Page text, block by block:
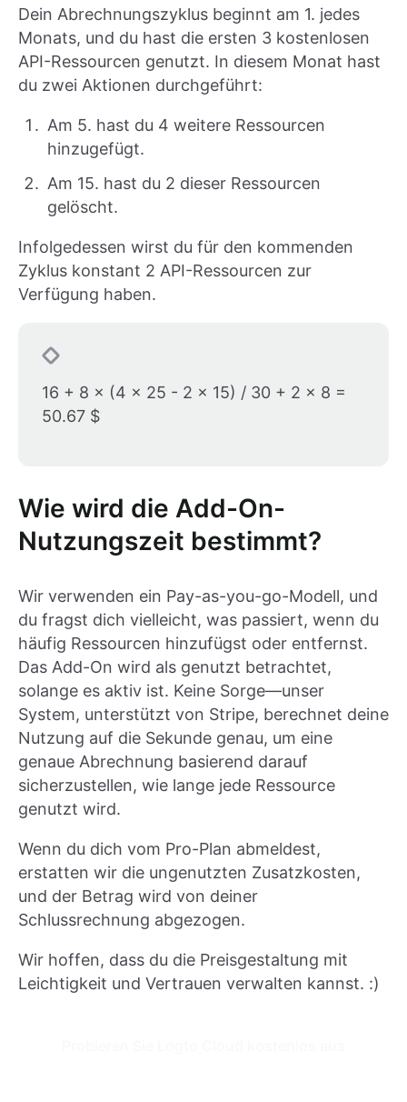
Dein Abrechnungszyklus beginnt am 1. jedes
Monats, und du hast die ersten 3 kostenlosen
API-Ressourcen genutzt. In diesem Monat hast
du zwei Aktionen durchgeführt:
Am 5. hast du 4 weitere Ressourcen
hinzugefügt.
Am 15. hast du 2 dieser Ressourcen
gelöscht.
Infolgedessen wirst du für den kommenden
Zyklus konstant 2 API-Ressourcen zur
Verfügung haben.
16 + 8 × (4 × 25 - 2 × 15) / 30 + 2 × 8 =
50.67 $
Wie wird die Add-On-
Nutzungszeit bestimmt?
Wir verwenden ein Pay-as-you-go-Modell, und
du fragst dich vielleicht, was passiert, wenn du
häufig Ressourcen hinzufügst oder entfernst.
Das Add-On wird als genutzt betrachtet,
solange es aktiv ist. Keine Sorge—unser
System, unterstützt von Stripe, berechnet deine
Nutzung auf die Sekunde genau, um eine
genaue Abrechnung basierend darauf
sicherzustellen, wie lange jede Ressource
genutzt wird.
Wenn du dich vom Pro-Plan abmeldest,
erstatten wir die ungenutzten Zusatzkosten,
und der Betrag wird von deiner
Schlussrechnung abgezogen.
Wir hoffen, dass du die Preisgestaltung mit
Leichtigkeit und Vertrauen verwalten kannst. :)